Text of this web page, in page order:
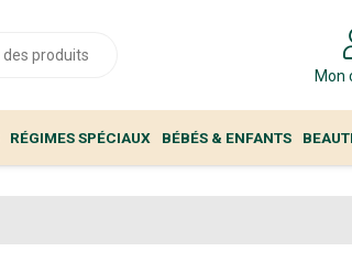
Mon
RÉGIMES SPÉCIAUX BÉBÉS & ENFANTS